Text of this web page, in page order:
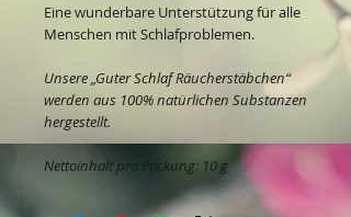
Eine wunderbare Unterstützung für alle
Menschen mit Schlafproblemen.
Unsere „Guter Schlaf Räucherstäbchen“
werden aus 100% natürlichen Substanzen
hergestellt.
Nettoinhalt pro Packung: 10 g